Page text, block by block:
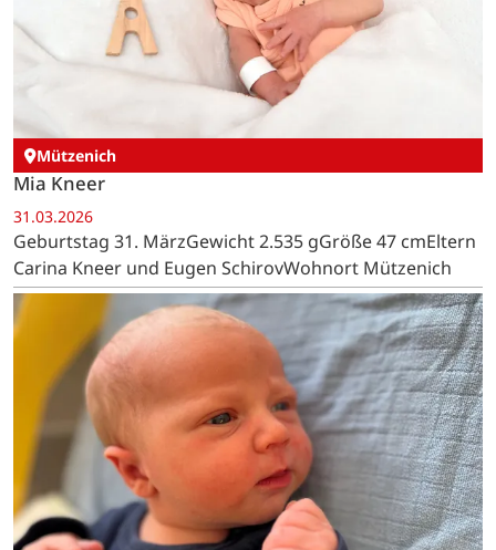
Mützenich
Mia Kneer
31.03.2026
Geburtstag 31. MärzGewicht 2.535 gGröße 47 cmEltern
Carina Kneer und Eugen SchirovWohnort Mützenich